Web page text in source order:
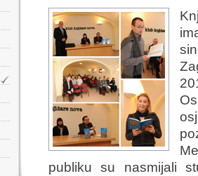
publiku su nasmijali